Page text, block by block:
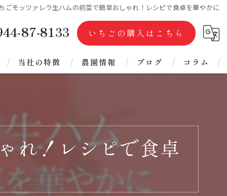
ごモッツァレラ生ハムの前菜で簡単おしゃれ！レシピで食卓を華やかに
87-8133 いちごの購入はこちら
当社の特徴
ジャム
ジェラート
冷凍あまおう
フリーズドライ
農園情報 ブログ コラム
れ！レシピで食卓